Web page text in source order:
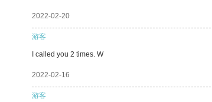
2022-02-20
游客
I called you 2 times. W
2022-02-16
游客